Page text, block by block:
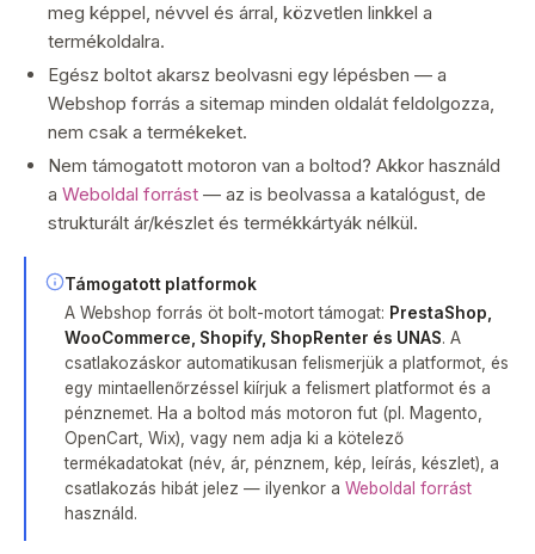
meg képpel, névvel és árral, közvetlen linkkel a
termékoldalra.
Egész boltot akarsz beolvasni egy lépésben — a
Webshop forrás a sitemap minden oldalát feldolgozza,
nem csak a termékeket.
Nem támogatott motoron van a boltod? Akkor használd
a Weboldal forrást — az is beolvassa a katalógust, de
strukturált ár/készlet és termékkártyák nélkül.
Támogatott platformok
A Webshop forrás öt bolt-motort támogat: PrestaShop,
WooCommerce, Shopify, ShopRenter és UNAS. A
csatlakozáskor automatikusan felismerjük a platformot, és
egy mintaellenőrzéssel kiírjuk a felismert platformot és a
pénznemet. Ha a boltod más motoron fut (pl. Magento,
OpenCart, Wix), vagy nem adja ki a kötelező
termékadatokat (név, ár, pénznem, kép, leírás, készlet), a
csatlakozás hibát jelez — ilyenkor a Weboldal forrást
használd.